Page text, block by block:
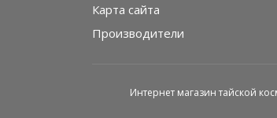
Карта сайта
Производители
Интернет магазин тайской